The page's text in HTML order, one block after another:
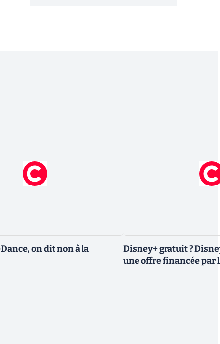
on dit non à la
Disney+ gratuit ?
une offre financée par